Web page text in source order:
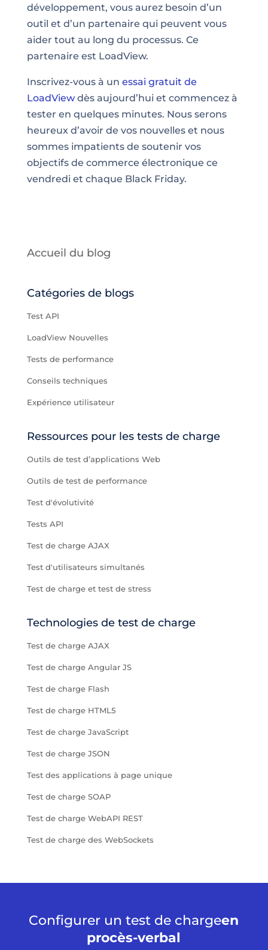
développement, vous aurez besoin d’un
outil et d’un partenaire qui peuvent vous
aider tout au long du processus. Ce
partenaire est LoadView.
Inscrivez-vous à un essai gratuit de
LoadViewdès aujourd’hui et commencez à
tester en quelques minutes. Nous serons
heureux d’avoir de vos nouvelles et nous
sommes impatients de soutenir vos
objectifs de commerce électronique ce
vendredi et chaque Black Friday.
Accueil du blog
Catégories de blogs
Test API
LoadView Nouvelles
Tests de performance
Conseils techniques
Expérience utilisateur
Ressources pour les tests de charge
Outils de test d’applications Web
Outils de test de performance
Test d'évolutivité
Tests API
Test de charge AJAX
Test d'utilisateurs simultanés
Test de charge et test de stress
Technologies de test de charge
Test de charge AJAX
Test de charge Angular JS
Test de charge Flash
Test de charge HTML5
Test de charge JavaScript
Test de charge JSON
Test des applications à page unique
Test de charge SOAP
Test de charge WebAPI REST
Test de charge des WebSockets
Configurer un test de chargeen
procès-verbal